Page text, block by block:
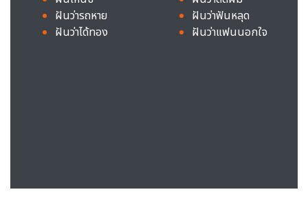
ฝันว่ารถหาย
ฝันว่าได้ทอง
ฝันว่าฟันหลุด
ฝันว่าแฟนนอกใจ